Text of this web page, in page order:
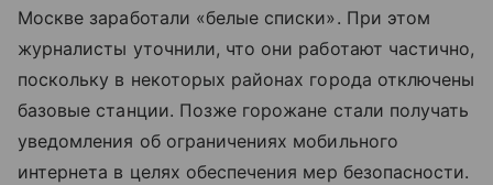
Москве заработали «белые списки». При этом
журналисты уточнили, что они работают частично,
поскольку в некоторых районах города отключены
базовые станции. Позже горожане стали получать
уведомления об ограничениях мобильного
интернета в целях обеспечения мер безопасности.